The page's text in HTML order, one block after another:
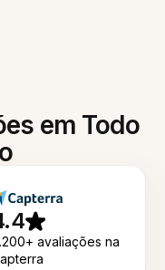
em Todo
avaliações na